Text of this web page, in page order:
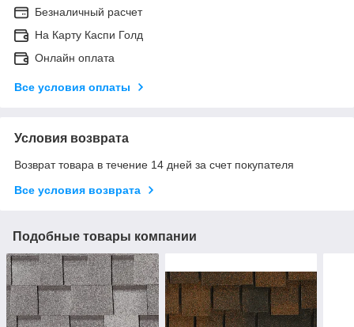
Безналичный расчет
На Карту Каспи Голд
Онлайн оплата
Все условия оплаты
Условия возврата
Возврат товара в течение 14 дней за счет покупателя
Все условия возврата
Подобные товары компании